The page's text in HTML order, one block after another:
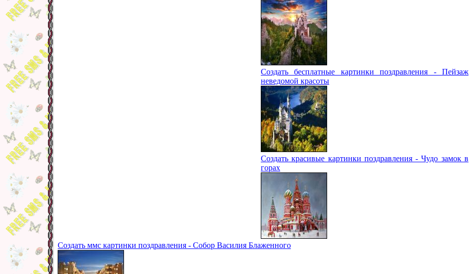
Создать бесплатные картинки поздравления - Пейзаж
неведомой красоты
Создать красивые картинки поздравления - Чудо замок в
горах
Создать ммс картинки поздравления - Собор Василия Блаженного